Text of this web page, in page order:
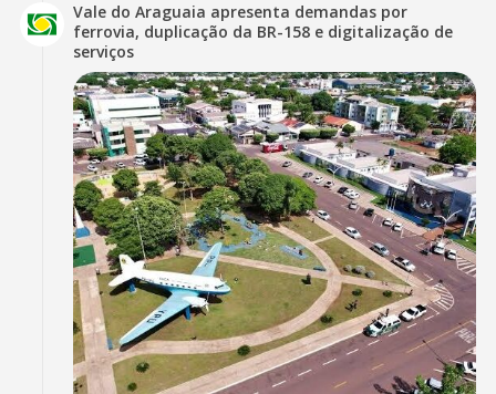
Vale do Araguaia apresenta demandas por
ferrovia, duplicação da BR-158 e digitalização de
serviços